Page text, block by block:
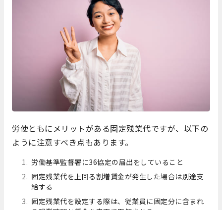
労使ともにメリットがある固定残業代ですが、以下の
ように注意すべき点もあります。
労働基準監督署に36協定の届出をしていること
固定残業代を上回る割増賃金が発生した場合は別途支
給する
固定残業代を設定する際は、従業員に固定分に含まれ